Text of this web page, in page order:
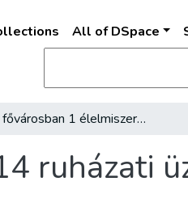
All of DSpace
A fővárosban 1 élelmiszerboltra 314 ruházati üzletre 4200 iparcikkboltra 525 lakos jut
ruházati